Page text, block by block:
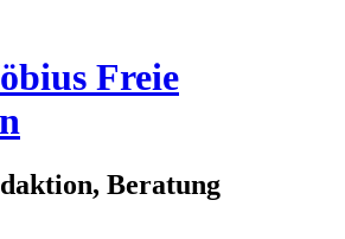
Freie
Beratung